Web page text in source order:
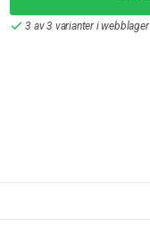
3 av 3 varianter i webblager